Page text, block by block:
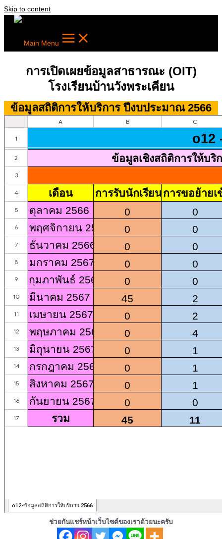
Skip to content
Main Menu
การเปิดเผยข้อมูลสาธารณะ (OIT)
โรงเรียนบ้านวังพระเคียน
ข้อมูลสถิติการให้บริการ ปีงบประมาณ 2566
ช่วยกันแชร์หน้าเว็บไซต์ของเราด้วยนะครับ